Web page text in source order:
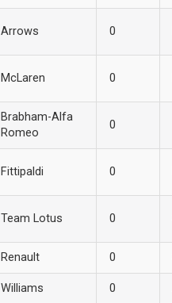
Arrows 0
McLaren 0
Brabham-Alfa
Romeo
0
Fittipaldi 0
Team Lotus 0
Renault 0
Williams 0